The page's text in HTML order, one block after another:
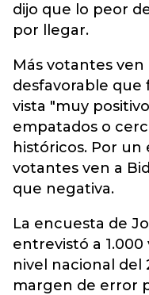
dijo que lo peor
por llegar.
Más votantes
desfavorable que
vista "muy
empatados o
históricos. Por
votantes ven a
que negativa.
La encuesta de
entrevistó a
nivel nacional del
margen de error